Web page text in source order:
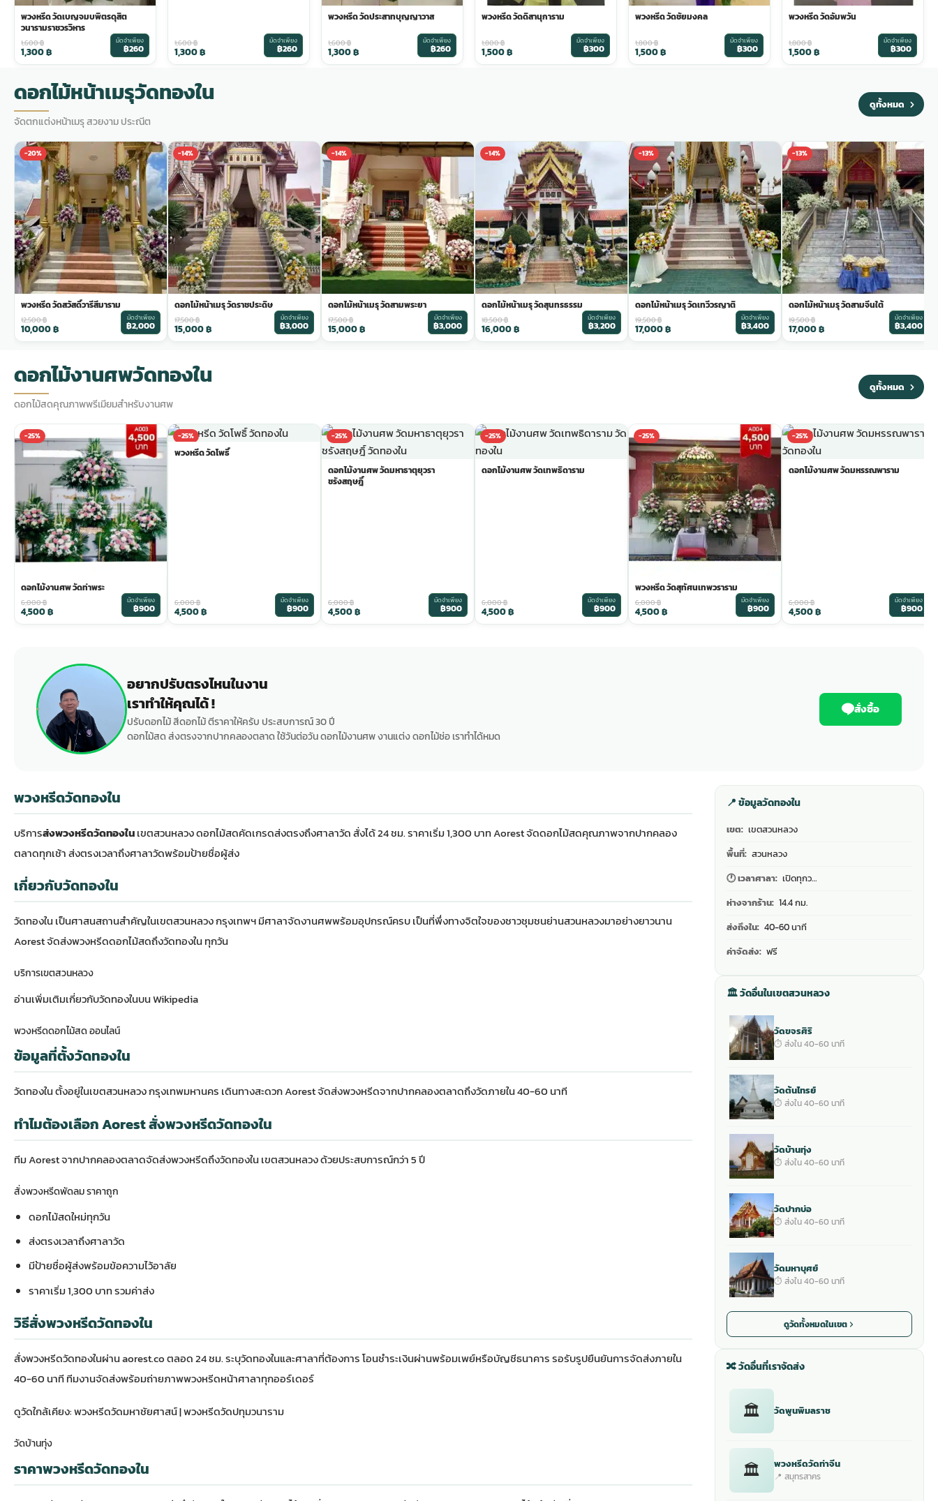
tpdecorate ปูพื้น
พวงหรีด วัดเบญจมบพิตรดุสิต
วนารามราชวรวิหาร
1,600฿
1,300฿
มัดจำเพียง
฿260 1,600฿
1,300฿
มัดจำเพียง
฿260
พวงหรีด วัดประสาทบุญญาวาส
1,600฿
1,300฿
มัดจำเพียง
฿260
พวงหรีด วัดดิสานุการาม
1,800฿
1,500฿
มัดจำเพียง
฿300
พวงหรีด วัดชัยมงคล
1,800฿
1,500฿
มัดจำเพียง
฿300
พวงหรีด วัดอัมพวัน
1,800฿
1,500฿
มัดจำเพียง
฿300
ดอกไม้หน้าเมรุวัดทองใน
จัดตกแต่งหน้าเมรุ สวยงาม ประณีต
ดูทั้งหมด
-20%
พวงหรีด วัดสวัสดิ์วารีสีมาราม
12,500฿
10,000฿
มัดจำเพียง
฿2,000
-14%
ดอกไม้หน้าเมรุ วัดราชประดิษ
17,500฿
15,000฿
มัดจำเพียง
฿3,000
-14%
ดอกไม้หน้าเมรุ วัดสามพระยา
17,500฿
15,000฿
มัดจำเพียง
฿3,000
-14%
ดอกไม้หน้าเมรุ วัดสุนทรธรรม
18,500฿
16,000฿
มัดจำเพียง
฿3,200
-13%
ดอกไม้หน้าเมรุ วัดเทวีวรญาติ
19,500฿
17,000฿
มัดจำเพียง
฿3,400
-13%
ดอกไม้หน้าเมรุ วัดสามจีนใต้
19,500฿
17,000฿
มัดจำเพียง
฿3,400
ดอกไม้งานศพวัดทองใน
ดอกไม้สดคุณภาพพรีเมียมสำหรับงานศพ
ดูทั้งหมด
-25%
ดอกไม้งานศพ วัดท่าพระ
6,000฿
4,500฿
มัดจำเพียง
฿900
-25%
พวงหรีด วัดโพธิ์
6,000฿
4,500฿
มัดจำเพียง
฿900
-25%
ดอกไม้งานศพ วัดมหาธาตุยุวรา
ชรังสฤษฎิ์
6,000฿
4,500฿
มัดจำเพียง
฿900
-25%
ดอกไม้งานศพ วัดเทพธิดาราม
6,000฿
4,500฿
มัดจำเพียง
฿900
-25%
พวงหรีด วัดสุทัศนเทพวราราม
6,000฿
4,500฿
มัดจำเพียง
฿900
-25%
ดอกไม้งานศพ วัดมหรรณพาราม
6,000฿
4,500฿
มัดจำเพียง
฿900
อยากปรับตรงไหนในงาน
เราทำให้คุณได้ !
ปรับดอกไม้ สีดอกไม้ ตีราคาให้ครับ ประสบการณ์ 30 ปี
ดอกไม้สด ส่งตรงจากปากคลองตลาด ใช้วันต่อวัน ดอกไม้งานศพ งานแต่ง ดอกไม้ช่อ เราทำได้หมด
สั่งซื้อ
พวงหรีดวัดทองใน
บริการส่งพวงหรีดวัดทองในเขตสวนหลวง ดอกไม้สดคัดเกรดส่งตรงถึงศาลาวัด สั่งได้ 24 ชม. ราคาเริ่ม 1,300 บาท Aorest จัดดอกไม้สดคุณภาพจากปากคลอง
ตลาดทุกเช้า ส่งตรงเวลาถึงศาลาวัดพร้อมป้ายชื่อผู้ส่ง
เกี่ยวกับวัดทองใน
วัดทองใน เป็นศาสนสถานสำคัญในเขตสวนหลวง กรุงเทพฯ มีศาลาจัดงานศพพร้อมอุปกรณ์ครบ เป็นที่พึ่งทางจิตใจของชาวชุมชนย่านสวนหลวงมาอย่างยาวนาน
Aorest จัดส่งพวงหรีดดอกไม้สดถึงวัดทองใน ทุกวัน
บริการเขตสวนหลวง
อ่านเพิ่มเติมเกี่ยวกับวัดทองในบน Wikipedia
พวงหรีดดอกไม้สด ออนไลน์
ข้อมูลที่ตั้งวัดทองใน
วัดทองใน ตั้งอยู่ในเขตสวนหลวง กรุงเทพมหานคร เดินทางสะดวก Aorest จัดส่งพวงหรีดจากปากคลองตลาดถึงวัดภายใน 40-60 นาที
ทำไมต้องเลือก Aorest สั่งพวงหรีดวัดทองใน
ทีม Aorest จากปากคลองตลาดจัดส่งพวงหรีดถึงวัดทองใน เขตสวนหลวง ด้วยประสบการณ์กว่า 5 ปี
สั่งพวงหรีดพัดลม ราคาถูก
ดอกไม้สดใหม่ทุกวัน
ส่งตรงเวลาถึงศาลาวัด
มีป้ายชื่อผู้ส่งพร้อมข้อความไว้อาลัย
ราคาเริ่ม 1,300 บาท รวมค่าส่ง
วิธีสั่งพวงหรีดวัดทองใน
สั่งพวงหรีดวัดทองในผ่าน aorest.co ตลอด 24 ชม. ระบุวัดทองในและศาลาที่ต้องการ โอนชำระเงินผ่านพร้อมเพย์หรือบัญชีธนาคาร รอรับรูปยืนยันการจัดส่งภายใน
40-60 นาที ทีมงานจัดส่งพร้อมถ่ายภาพพวงหรีดหน้าศาลาทุกออร์เดอร์
ดูวัดใกล้เคียง:พวงหรีดวัดมหาชัยศาสน์|พวงหรีดวัดปทุมวนาราม
วัดบ้านทุ่ง
ราคาพวงหรีดวัดทองใน
📍 ข้อมูลวัดทองใน
เขต: เขตสวนหลวง
พื้นที่: สวนหลวง
🕐 เวลาศาลา: เปิดทุกว…
ห่างจากร้าน: 14.4 กม.
ส่งถึงใน: 40-60 นาที
ค่าจัดส่ง: ฟรี
🏛 วัดอื่นในเขตสวนหลวง
วัดขจรศิริ
⏱ ส่งใน 40-60 นาที
วัดต้นไทรย์
⏱ ส่งใน 40-60 นาที
วัดบ้านทุ่ง
⏱ ส่งใน 40-60 นาที
วัดปากบ่อ
⏱ ส่งใน 40-60 นาที
วัดมหาบุศย์
⏱ ส่งใน 40-60 นาที
ดูวัดทั้งหมดในเขต
🔀 วัดอื่นที่เราจัดส่ง
🏛 วัดพูนพิมลราช
🏛 พวงหรีดวัดท่าจีน
📍 สมุทรสาคร